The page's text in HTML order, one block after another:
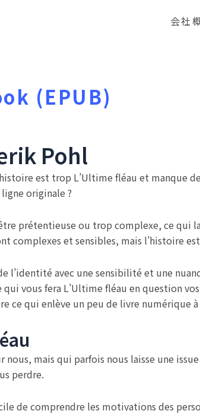
会社
(EPUB)
Pohl
est trop L’Ultime fléau et manque
originale ?
prétentieuse ou trop complexe, ce qui
complexes et sensibles, mais l’histoire
avec une sensibilité et une
vous fera L’Ultime fléau en question
ce qui enlève un peu de livre numérique à
mais qui parfois nous laisse une
perdre.
de comprendre les motivations des